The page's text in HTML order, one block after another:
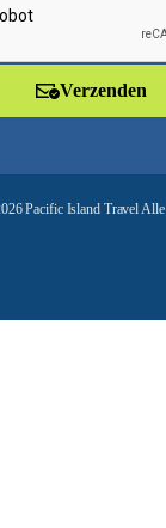
Verzenden
Pacific Island Travel Alle